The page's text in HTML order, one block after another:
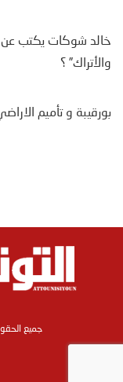
خالد شوكات يكتب عن
والأتراك” ؟
بورقيبة و تأميم
جميع